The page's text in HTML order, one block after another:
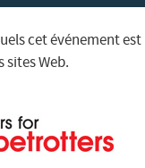
cet événement est
sites Web.